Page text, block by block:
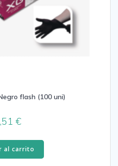
flash (100 uni)
€
al carrito